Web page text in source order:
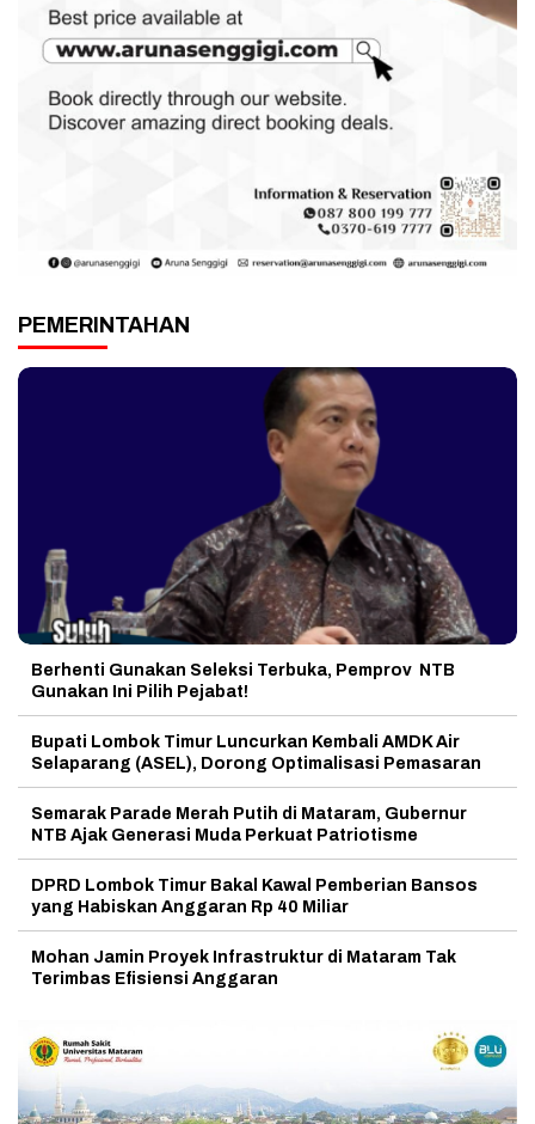
PEMERINTAHAN
Berhenti Gunakan Seleksi Terbuka, Pemprov NTB
Gunakan Ini Pilih Pejabat!
Bupati Lombok Timur Luncurkan Kembali AMDK Air
Selaparang (ASEL), Dorong Optimalisasi Pemasaran
Semarak Parade Merah Putih di Mataram, Gubernur
NTB Ajak Generasi Muda Perkuat Patriotisme
DPRD Lombok Timur Bakal Kawal Pemberian Bansos
yang Habiskan Anggaran Rp 40 Miliar
Mohan Jamin Proyek Infrastruktur di Mataram Tak
Terimbas Efisiensi Anggaran